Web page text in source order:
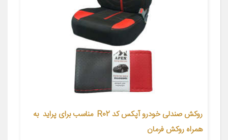
روکش صندلی خودرو آپکس کد R02 مناسب برای پراید به
همراه روکش فرمان